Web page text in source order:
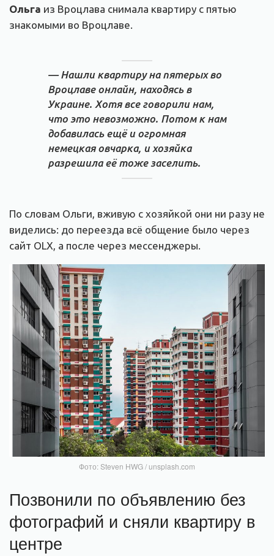
Ольга из Вроцлава снимала квартиру с пятью
знакомыми во Вроцлаве.
— Нашли квартиру на пятерых во
Вроцлаве онлайн, находясь в
Украине. Хотя все говорили нам,
что это невозможно. Потом к нам
добавилась ещё и огромная
немецкая овчарка, и хозяйка
разрешила её тоже заселить.
По словам Ольги, вживую с хозяйкой они ни разу не
виделись: до переезда всё общение было через
сайт OLX, а после через мессенджеры.
Фото: Steven HWG / unsplash.com
Позвонили по объявлению без
фотографий и сняли квартиру в
центре